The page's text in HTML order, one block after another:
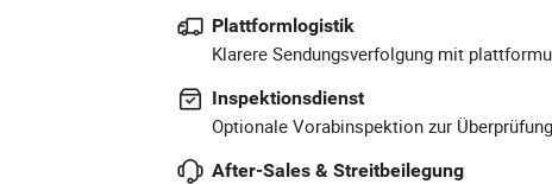
Plattformlogistik
Klarere Sendungsverfolgung mit
Inspektionsdienst
Optionale Vorabinspektion zur
After-Sales & Streitbeilegung